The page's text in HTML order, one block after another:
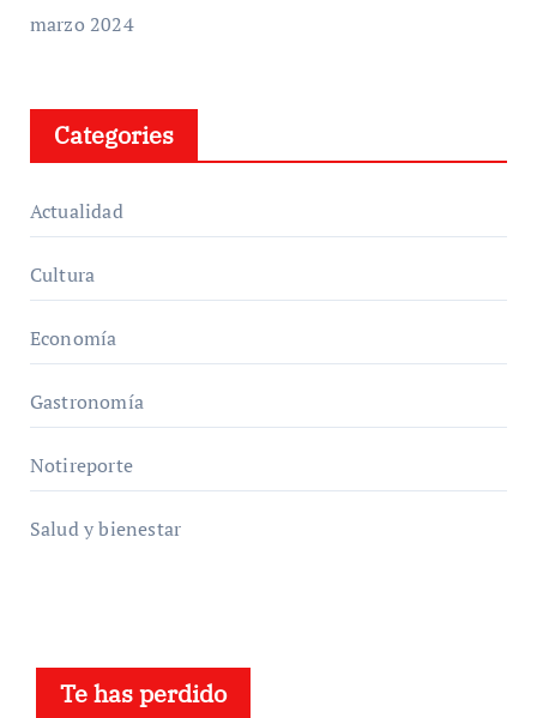
marzo 2024
Categories
Actualidad
Cultura
Economía
Gastronomía
Notireporte
Salud y bienestar
Te has perdido